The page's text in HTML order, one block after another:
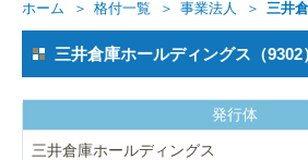
ホーム 格付一覧 事業法人 三井
三井倉庫ホールディングス（9302
発行体
三井倉庫ホールディングス